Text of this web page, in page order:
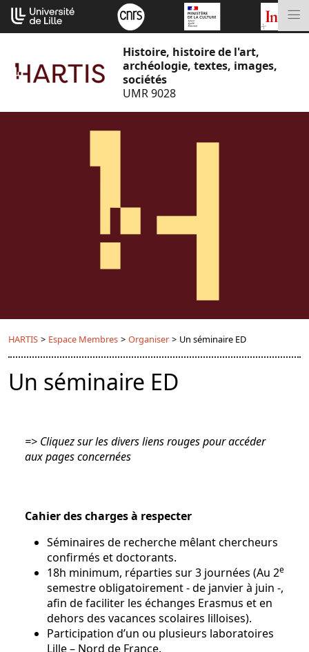
Aller
au
contenu
Histoire, histoire de l'art,
archéologie, textes, images,
sociétés
UMR 9028
HARTIS > Espace Membres > Organiser > Un séminaire ED
Un séminaire ED
=> Cliquez sur les divers liens rouges pour accéder
aux pages concernées
Cahier des charges à respecter
Séminaires de recherche mêlant chercheurs
confirmés et doctorants.
18h minimum, réparties sur 3 journées (Au 2e
semestre obligatoirement - de janvier à juin -,
afin de faciliter les échanges Erasmus et en
dehors des vacances scolaires lilloises).
Participation d’un ou plusieurs laboratoires
Lille – Nord de France.
Cookies management panel